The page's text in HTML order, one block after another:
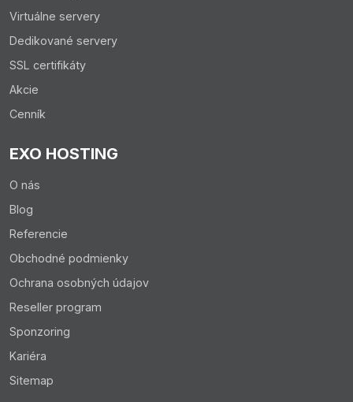
vyhľadávačov nezmenia v reálnom čase a zmeny sa
môžu prejaviť niekedy aj za 2 týždne.
Virtuálne servery
Dedikované servery
SSL certifikáty
Akcie
Cenník
EXO HOSTING
O nás
Blog
Referencie
Obchodné podmienky
Ochrana osobných údajov
Reseller program
Sponzoring
Kariéra
Sitemap